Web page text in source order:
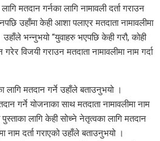
मतदान गर्नका लागि नामावली दर्ता गराउन
उहाँमा केही आशा पलाएर मतदाता नामावलीमा
भन्नुभयो “युवाहरु भएपछि केही गरौ, कोही
विजयी गराउन मतदाता नामावलीमा नाम गर्दा
लागि मतदान गर्ने उहाँले बताउनुभयो ।
गर्ने योजनाका साथ मतदाता नामावलीमा नाम
लागि केही सोच्ने नेतृत्वका लागि मतदान
नाम दर्ता गराएको उहाँले बताउनुभयो ।